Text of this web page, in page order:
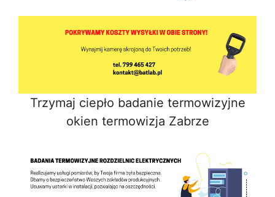
Trzymaj ciepło badanie termowizyjne
okien termowizja Zabrze